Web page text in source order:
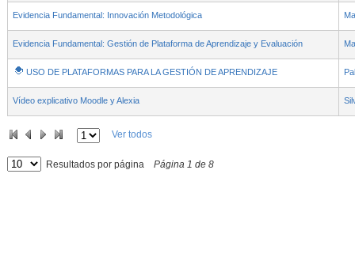
Evidencia Fundamental: Innovación Metodológica
Evidencia Fundamental: Gestión de Plataforma de Aprendizaje y Evaluación
USO DE PLATAFORMAS PARA LA GESTIÓN DE APRENDIZAJE
Vídeo explicativo Moodle y Alexia
Ver todos
Resultados por página Página 1 de 8